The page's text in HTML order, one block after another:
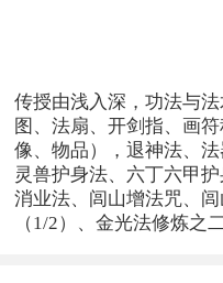
传授由浅入深，功法与
图、法扇、开剑指、画
像、物品），退神法、
灵兽护身法、六丁六甲
消业法、闾山增法咒、
（1/2）、金光法修炼之